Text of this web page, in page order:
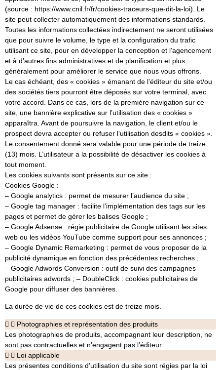
(source : https://www.cnil.fr/fr/cookies-traceurs-que-dit-la-loi). Le
site peut collecter automatiquement des informations standards.
Toutes les informations collectées indirectement ne seront utilisées
que pour suivre le volume, le type et la configuration du trafic
utilisant ce site, pour en développer la conception et l’agencement
et à d’autres fins administratives et de planification et plus
généralement pour améliorer le service que nous vous offrons.
Le cas échéant, des « cookies » émanant de l’éditeur du site et/ou
des sociétés tiers pourront être déposés sur votre terminal, avec
votre accord. Dans ce cas, lors de la première navigation sur ce
site, une bannière explicative sur l’utilisation des « cookies »
apparaîtra. Avant de poursuivre la navigation, le client et/ou le
prospect devra accepter ou refuser l’utilisation desdits « cookies ».
Le consentement donné sera valable pour une période de treize
(13) mois. L’utilisateur a la possibilité de désactiver les cookies à
tout moment.
Les cookies suivants sont présents sur ce site :
Cookies Google :
– Google analytics : permet de mesurer l’audience du site ;
– Google tag manager : facilite l’implémentation des tags sur les
pages et permet de gérer les balises Google ;
– Google Adsense : régie publicitaire de Google utilisant les sites
web ou les vidéos YouTube comme support pour ses annonces ;
– Google Dynamic Remarketing : permet de vous proposer de la
publicité dynamique en fonction des précédentes recherches ;
– Google Adwords Conversion : outil de suivi des campagnes
publicitaires adwords ; – DoubleClick : cookies publicitaires de
Google pour diffuser des bannières.
La durée de vie de ces cookies est de treize mois.
Photographies et représentation des produits
Les photographies de produits, accompagnant leur description, ne
sont pas contractuelles et n’engagent pas l’éditeur.
Loi applicable
Les présentes conditions d’utilisation du site sont régies par la loi